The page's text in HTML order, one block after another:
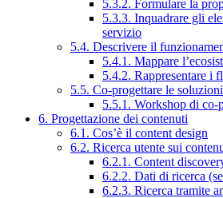
5.3.2. Formulare la
5.3.3. Inquadrare gli
servizio
5.4. Descrivere il
5.4.1. Mappare
5.4.2. Rappresentare i
5.5. Co-progettare le soluzioni
5.5.1. Workshop di co-
6. Progettazione dei contenuti
6.1. Cos’è il content design
6.2. Ricerca utente sui
6.2.1. Content
6.2.2. Dati di ricerca
6.2.3. Ricerca tramite